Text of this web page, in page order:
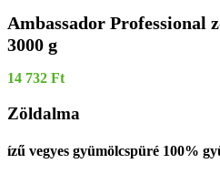
Ambassador Professional
3000 g
14 732 Ft
Zöldalma
ízű vegyes gyümölcspüré 100%